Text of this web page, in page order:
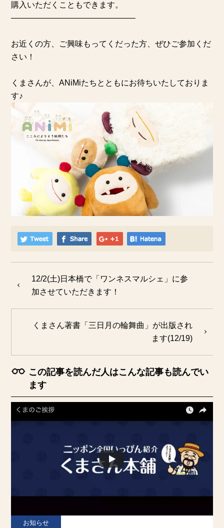
購入いただくこともできます。
———————————————–
お近くの方、ご興味もってくだった方、ぜひご参加くだ
さい！
くまさんが、ANiMiたちとともにお待ちいたしておりま
す♪
12/2(土)日本橋で「ワンネスマルシェ」に参
加させていただきます！
くまさん著書「三日月の輪舞曲」が出版され
ます(12/19)
この記事を読んだ人はこんな記事も読んでい
ます
お知らせ